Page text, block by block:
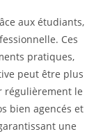
aux étudiants,
Ces
pratiques,
peut être plus
régulièrement le
bien agencés et
une